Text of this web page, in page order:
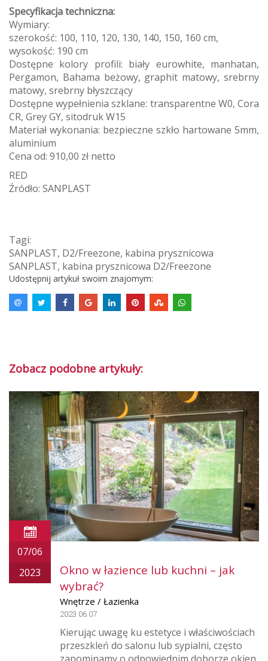
Specyfikacja techniczna:
Wymiary:
szerokość: 100, 110, 120, 130, 140, 150, 160 cm,
wysokość: 190 cm
Dostępne kolory profili: biały eurowhite, manhatan,
Pergamon, Bahama beżowy, graphit matowy, srebrny
matowy, srebrny błyszczący
Dostępne wypełnienia szklane: transparentne W0, Cora
CR, Grey GY, sitodruk W15
Materiał wykonania: bezpieczne szkło hartowane 5mm,
aluminium
Cena od: 910,00 zł netto
RED
Źródło: SANPLAST
Tagi:
SANPLAST, D2/Freezone, kabina prysznicowa
SANPLAST, kabina prysznicowa D2/Freezone
Udostępnij artykuł swoim znajomym:
Zobacz podobne artykuły:
07/06
2023
Okno w łazience lub kuchni – jak
wybrać?
Wnętrze / Łazienka
2023.06.07
Kierując uwagę ku estetyce i właściwościach
przeszkleń do salonu lub sypialni, często